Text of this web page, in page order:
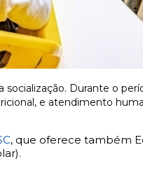
Durante o
e atendimento
, que oferece também